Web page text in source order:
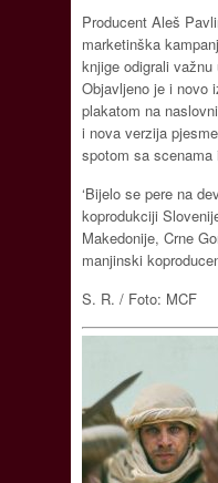
Producent Aleš
marketinška
knjige odigrali
Objavljeno je i novo
plakatom na
i nova verzija
spotom sa scenama
‘Bijelo se pere na
koprodukciji
Makedonije, Crne
manjinski
S. R. / Foto: MCF